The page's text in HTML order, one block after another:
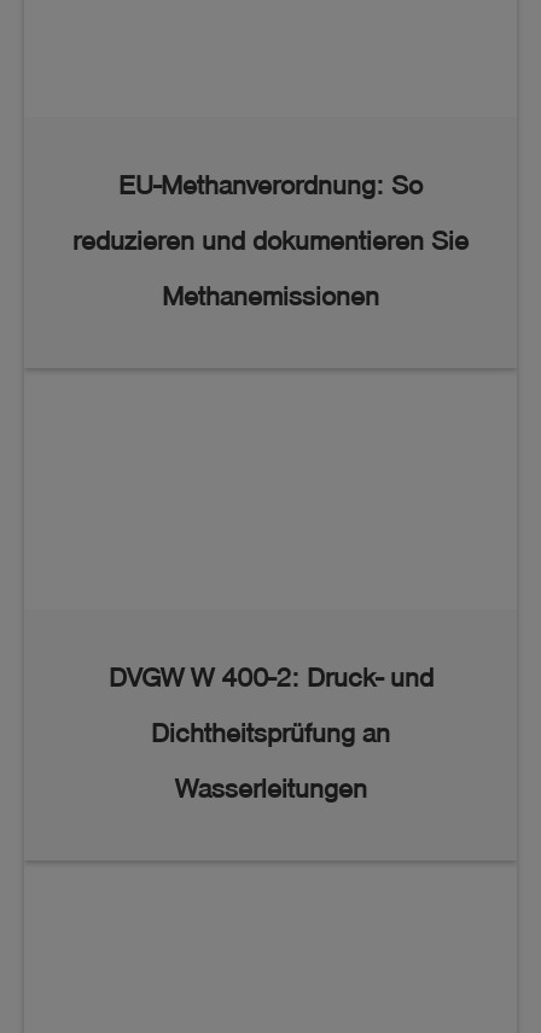
EU-Methanverordnung: So
reduzieren und dokumentieren Sie
Methanemissionen
DVGW W 400-2: Druck- und
Dichtheitsprüfung an
Wasserleitungen